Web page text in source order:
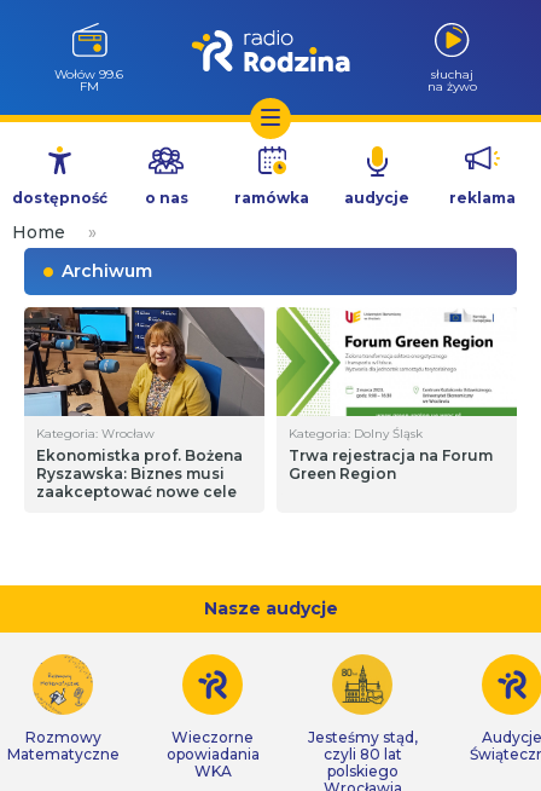
Przejdź
treści
Wołów 99.6
FM
słuchaj
na żywo
dostępność o nas ramówka audycje reklama
Home
»
Archiwum
Kategoria: Wrocław
Ekonomistka prof. Bożena
Ryszawska: Biznes musi
zaakceptować nowe cele
Kategoria: Dolny Śląsk
Trwa rejestracja na Forum
Green Region
Nasze audycje
Rozmowy
Matematyczne
Wieczorne
opowiadania
WKA
Jesteśmy stąd,
czyli 80 lat
polskiego
Audycje